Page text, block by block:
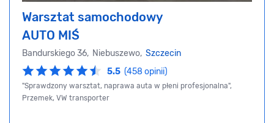
Warsztat samochodowy
AUTO MIŚ
Bandurskiego 36, Niebuszewo, Szczecin
5.5 (458 opinii)
"Sprawdzony warsztat, naprawa auta w płeni profesjonalna",
Przemek, VW transporter